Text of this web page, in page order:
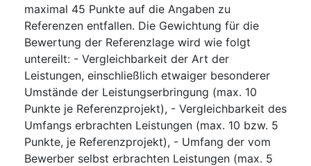
maximal 45 Punkte auf die Angaben zu
Referenzen entfallen. Die Gewichtung für die
Bewertung der Referenzlage wird wie folgt
untereilt: - Vergleichbarkeit der Art der
Leistungen, einschließlich etwaiger besonderer
Umstände der Leistungserbringung (max. 10
Punkte je Referenzprojekt), - Vergleichbarkeit des
Umfangs erbrachten Leistungen (max. 10 bzw. 5
Punkte, je Referenzprojekt), - Umfang der vom
Bewerber selbst erbrachten Leistungen (max. 5